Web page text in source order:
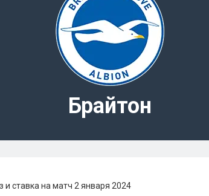
Брайтон
и ставка на матч 2 января 2024